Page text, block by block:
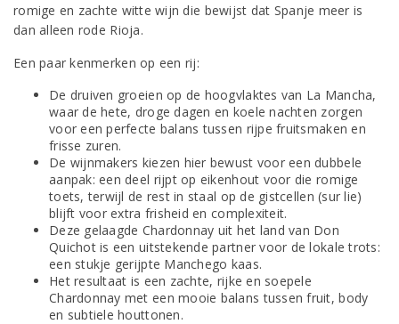
romige en zachte witte wijn die bewijst dat Spanje meer is
dan alleen rode Rioja.
Een paar kenmerken op een rij:
De druiven groeien op de hoogvlaktes van La Mancha,
waar de hete, droge dagen en koele nachten zorgen
voor een perfecte balans tussen rijpe fruitsmaken en
frisse zuren.
De wijnmakers kiezen hier bewust voor een dubbele
aanpak: een deel rijpt op eikenhout voor die romige
toets, terwijl de rest in staal op de gistcellen (sur lie)
blijft voor extra frisheid en complexiteit.
Deze gelaagde Chardonnay uit het land van Don
Quichot is een uitstekende partner voor de lokale trots:
een stukje gerijpte Manchego kaas.
Het resultaat is een zachte, rijke en soepele
Chardonnay met een mooie balans tussen fruit, body
en subtiele houttonen.